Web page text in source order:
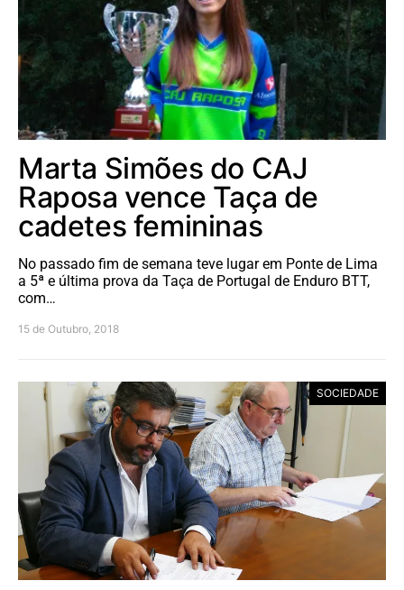
Marta Simões do CAJ
Raposa vence Taça de
cadetes femininas
No passado fim de semana teve lugar em Ponte de Lima
a 5ª e última prova da Taça de Portugal de Enduro BTT,
com…
15 de Outubro, 2018
SOCIEDADE